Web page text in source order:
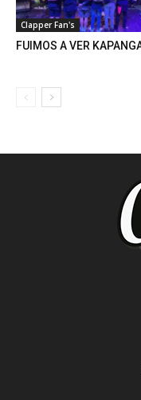
Clapper Fan's
FUIMOS A VER